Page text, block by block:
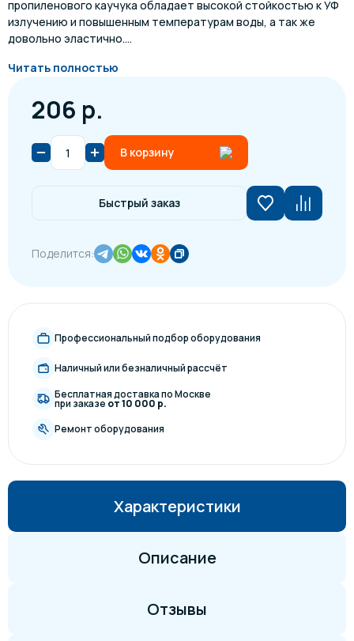
пропиленового каучука обладает высокой стойкостью к УФ
излучению и повышенным температурам воды, а так же
довольно эластично....
Читать полностью
206 р.
В корзину
Быстрый заказ
Поделится:
Профессиональный подбор оборудования
Наличный или безналичный рассчёт
Бесплатная доставка по Москве
при заказе от 10 000 р.
Ремонт оборудования
Характеристики
Описание
Отзывы